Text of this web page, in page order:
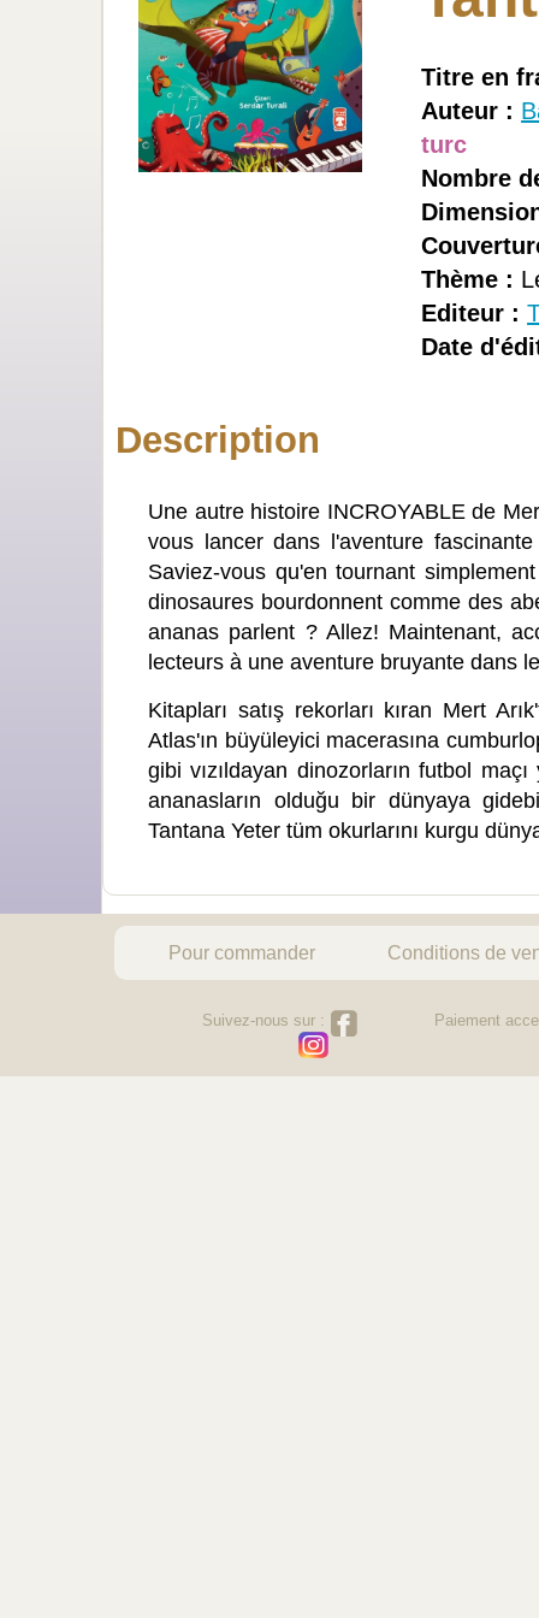
Titre en
Auteur :
turc
Nombre
Thème :
Editeur :
Date
Description
Une autre histoire INCROYABLE de
vous lancer dans l'aventure
Saviez-vous qu'en tournant
dinosaures bourdonnent comme des
ananas parlent ? Allez! Maintenant,
lecteurs à une aventure bruyante dans
Kitapları satış rekorları kıran Mert
Atlas'ın büyüleyici macerasına
gibi vızıldayan dinozorların futbol
ananasların olduğu bir dünyaya
Tantana Yeter tüm okurlarını kurgu
Pour commander Conditions de
Suivez-nous sur : Paiement